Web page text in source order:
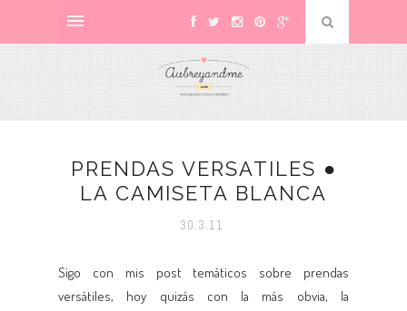
PRENDAS VERSATILES ●
LA CAMISETA BLANCA
30.3.11
Sigo con mis post temáticos sobre prendas
versátiles, hoy quizás con la más obvia, la